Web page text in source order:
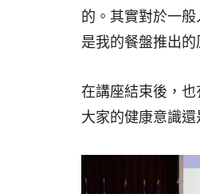
的。其實對於一
是我的餐盤推出
在講座結束後，
大家的健康意識